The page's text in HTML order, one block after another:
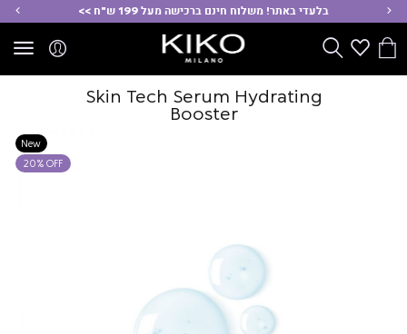
בלעדי באתר! משלוח חינם ברכישה מעל 199 ש"ח >>
הסל
Wishlistחפש
New
20% OFF
Skin Tech Serum Hydrating
Booster